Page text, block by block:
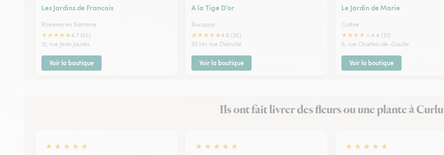
Les Jardins de Francois
Rosieres en Santerre
★★★★★4.7 (45)
31, rue Jean Jaurès
Voir la boutique
A la Tige D’or
Bucquoy
★★★★★4.6 (26)
92 ter, rue Dierville
Voir la boutique
Le Jardin de Marie
Corbie
★★★★
4.4 (33)
6, rue Charles-de-Gaulle
Voir la boutique
Ils ont fait livrer des fleurs ou une plante à Curlu
★ ★ ★ ★ ★
★ ★ ★ ★ ★
★ ★ ★ ★ ★